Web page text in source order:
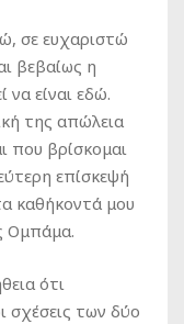
σε ευχαριστώ
βεβαίως η
είναι εδώ.
της απώλεια
που βρίσκομαι
επίσκεψή
καθήκοντά μου
Ομπάμα.
ότι
σχέσεις των δύο